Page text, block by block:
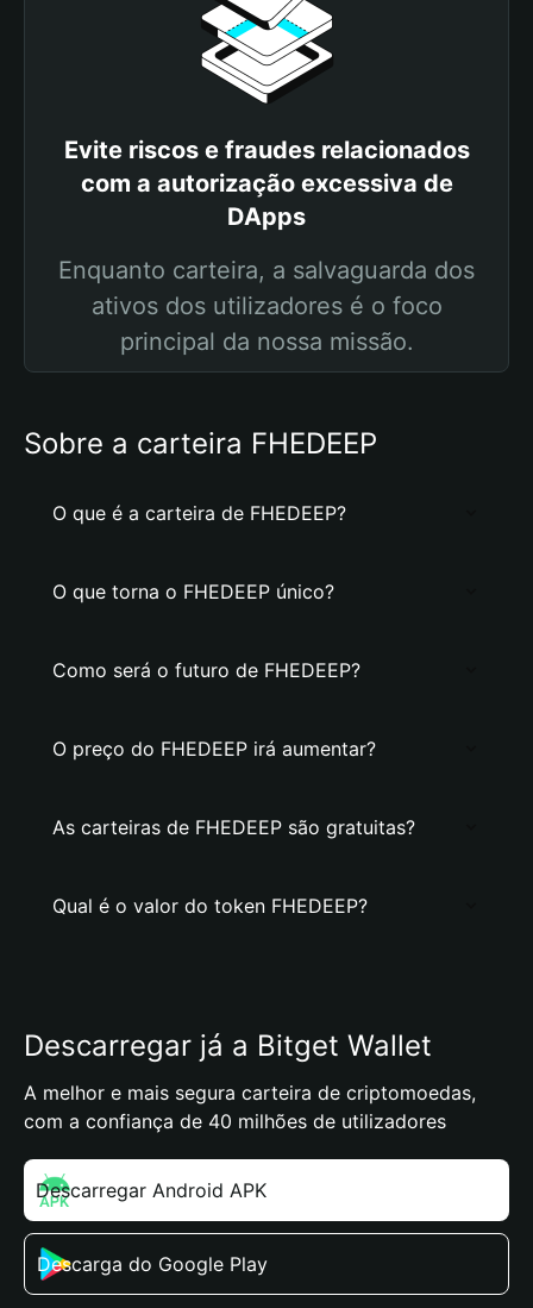
Evite riscos e fraudes relacionados
com a autorização excessiva de
DApps
Enquanto carteira, a salvaguarda dos
ativos dos utilizadores é o foco
principal da nossa missão.
Sobre a carteira FHEDEEP
O que é a carteira de FHEDEEP?
O que torna o FHEDEEP único?
Como será o futuro de FHEDEEP?
O preço do FHEDEEP irá aumentar?
As carteiras de FHEDEEP são gratuitas?
Qual é o valor do token FHEDEEP?
Descarregar já a Bitget Wallet
A melhor e mais segura carteira de criptomoedas,
com a confiança de 40 milhões de utilizadores
Descarregar Android APK
Descarga do Google Play